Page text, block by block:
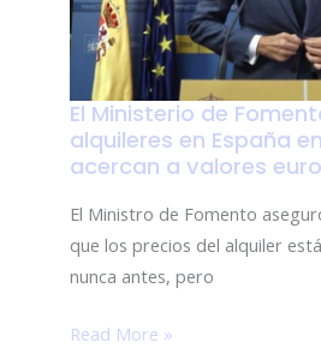
apartamentos
turísticos
El Ministerio de
alquileres en España
acercan a valores
El Ministro de Fomento
que los precios del alquiler
nunca antes, pero
El
Ministerio
de
Fomento
dice
que
alquileres
Read More »